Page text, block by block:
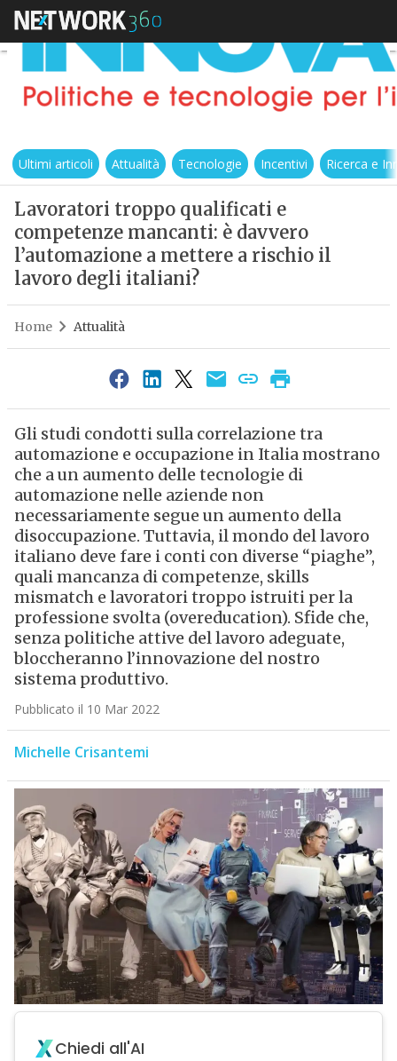
Ultimi articoli Attualità Tecnologie Incentivi Ricerca e
Lavoratori troppo qualificati e
competenze mancanti: è davvero
l’automazione a mettere a rischio il
lavoro degli italiani?
Home Attualità
Gli studi condotti sulla correlazione tra
automazione e occupazione in Italia mostrano
che a un aumento delle tecnologie di
automazione nelle aziende non
necessariamente segue un aumento della
disoccupazione. Tuttavia, il mondo del lavoro
italiano deve fare i conti con diverse “piaghe”,
quali mancanza di competenze, skills
mismatch e lavoratori troppo istruiti per la
professione svolta (overeducation). Sfide che,
senza politiche attive del lavoro adeguate,
bloccheranno l’innovazione del nostro
sistema produttivo.
Pubblicato il 10 Mar 2022
Michelle Crisantemi
Chiedi all'AI